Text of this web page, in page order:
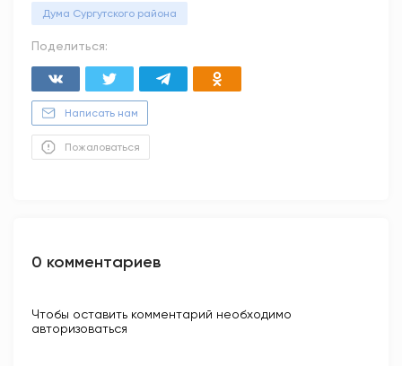
Дума Сургутского района
Поделиться:
Написать нам
Пожаловаться
0 комментариев
Чтобы оставить комментарий необходимо
авторизоваться